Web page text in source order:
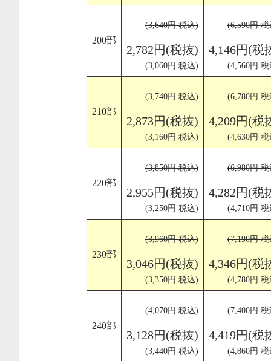
200部
(3,640円 税込)
2,782円(税抜)
(3,060円 税込)
(6,590円
4,146円(税
(4,560円
210部
(3,740円 税込)
2,873円(税抜)
(3,160円 税込)
(6,780円
4,209円(税
(4,630円
220部
(3,850円 税込)
2,955円(税抜)
(3,250円 税込)
(6,980円
4,282円(税
(4,710円
230部
(3,960円 税込)
3,046円(税抜)
(3,350円 税込)
(7,190円
4,346円(税
(4,780円
240部
(4,070円 税込)
3,128円(税抜)
(3,440円 税込)
(7,400円
4,419円(税
(4,860円